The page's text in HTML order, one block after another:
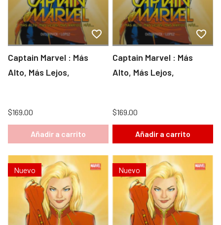
Captain Marvel : Más
Alto, Más Lejos,
$169.00
Añadir a carrito
Captain Marvel : Más
Alto, Más Lejos,
$169.00
Añadir a carrito
Nuevo Nuevo